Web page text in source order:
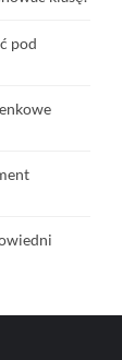
pod